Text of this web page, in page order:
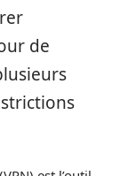
de